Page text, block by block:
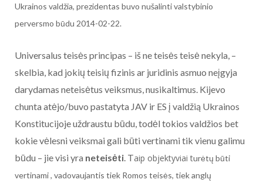
Ukrainos valdžia, prezidentas buvo nušalinti valstybinio
perversmo būdu 2014-02-22.
Universalus teisės principas – iš ne teisės teisė nekyla, –
skelbia, kad jokių teisių fizinis ar juridinis asmuo neįgyja
darydamas neteisėtus veiksmus, nusikaltimus. Kijevo
chunta atėjo/buvo pastatyta JAV ir ES į valdžią Ukrainos
Konstitucijoje uždraustu būdu, todėl tokios valdžios bet
kokie vėlesni veiksmai gali būti vertinami tik vienu galimu
būdu – jie visi yra neteisėti . Taip objektyviai turėtų būti
vertinami , vadovaujantis tiek Romos teisės, tiek anglų